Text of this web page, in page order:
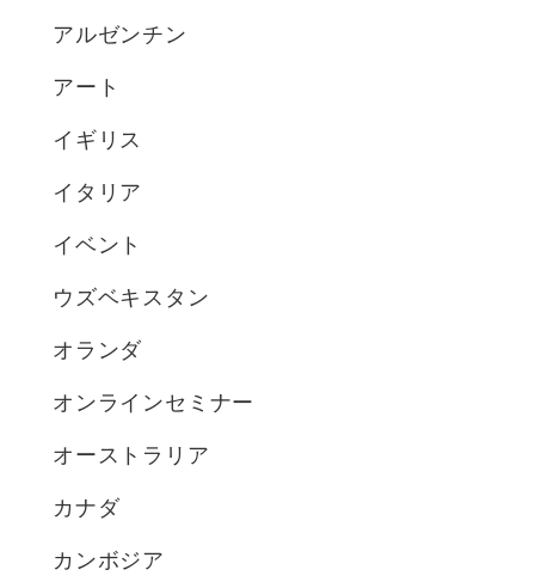
アルゼンチン
アート
イギリス
イタリア
イベント
ウズベキスタン
オランダ
オンラインセミナー
オーストラリア
カナダ
カンボジア